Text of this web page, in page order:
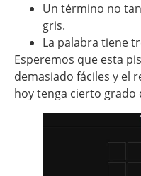
Un término no
gris.
La palabra tiene
Esperemos que esta
demasiado fáciles y el
hoy tenga cierto grado